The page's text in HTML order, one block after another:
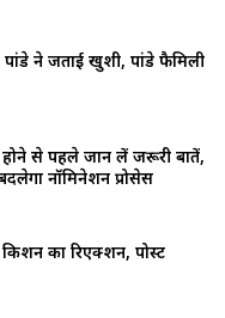
पांडे ने जताई खुशी, पांडे फैमिली
से पहले जान लें जरूरी बातें,
नॉमिनेशन प्रोसेस
किशन का रिएक्शन, पोस्ट